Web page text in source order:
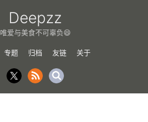
Deepzz
唯爱与美食不可辜负😄
专题 归档 友链 关于